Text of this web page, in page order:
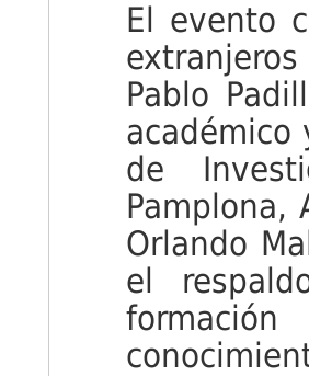
El evento
Pablo
académico
de
Pamplona,
Orlando
el